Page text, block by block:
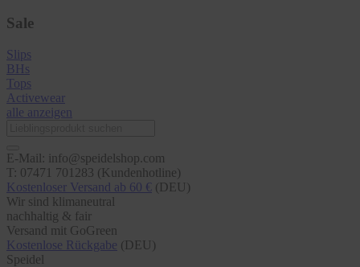
Sale
Slips
BHs
Tops
Activewear
alle anzeigen
E-Mail: info@speidelshop.com
T: 07471 701283 (Kundenhotline)
Kostenloser Versand ab 60 € (DEU)
Wir sind klimaneutral
nachhaltig & fair
Versand mit GoGreen
Kostenlose Rückgabe (DEU)
Speidel